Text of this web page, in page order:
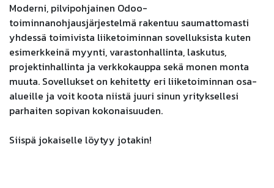
Moderni, pilvipohjainen Odoo-
toiminnanohjausjärjestelmä rakentuu saumattomasti
yhdessä toimivista liiketoiminnan sovelluksista kuten
esimerkkeinä myynti, varastonhallinta, laskutus,
projektinhallinta ja verkkokauppa sekä monen monta
muuta. Sovellukset on kehitetty eri liiketoiminnan osa-
alueille ja voit koota niistä juuri sinun yrityksellesi
parhaiten sopivan kokonaisuuden.
Siispä jokaiselle löytyy jotakin!